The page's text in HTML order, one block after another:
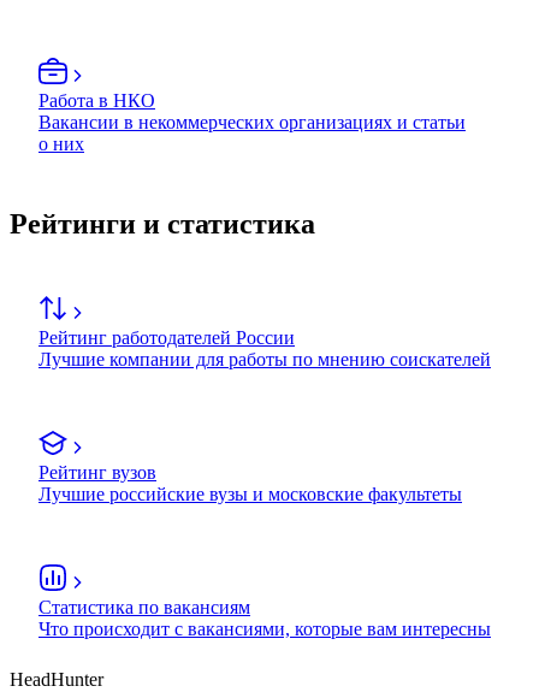
Работа в НКО
Вакансии в некоммерческих организациях и статьи
о них
Рейтинги и статистика
Рейтинг работодателей России
Лучшие компании для работы по мнению соискателей
Рейтинг вузов
Лучшие российские вузы и московские факультеты
Статистика по вакансиям
Что происходит с вакансиями, которые вам интересны
HeadHunter